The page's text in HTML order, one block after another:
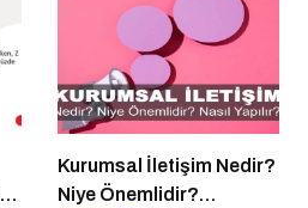
Kurumsal İletişim Nedir?
Niye Önemlidir?